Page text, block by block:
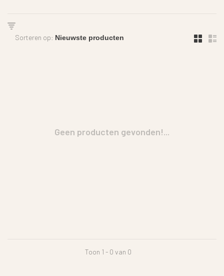
Sorteren op:
Geen producten gevonden!...
Toon 1 - 0 van 0